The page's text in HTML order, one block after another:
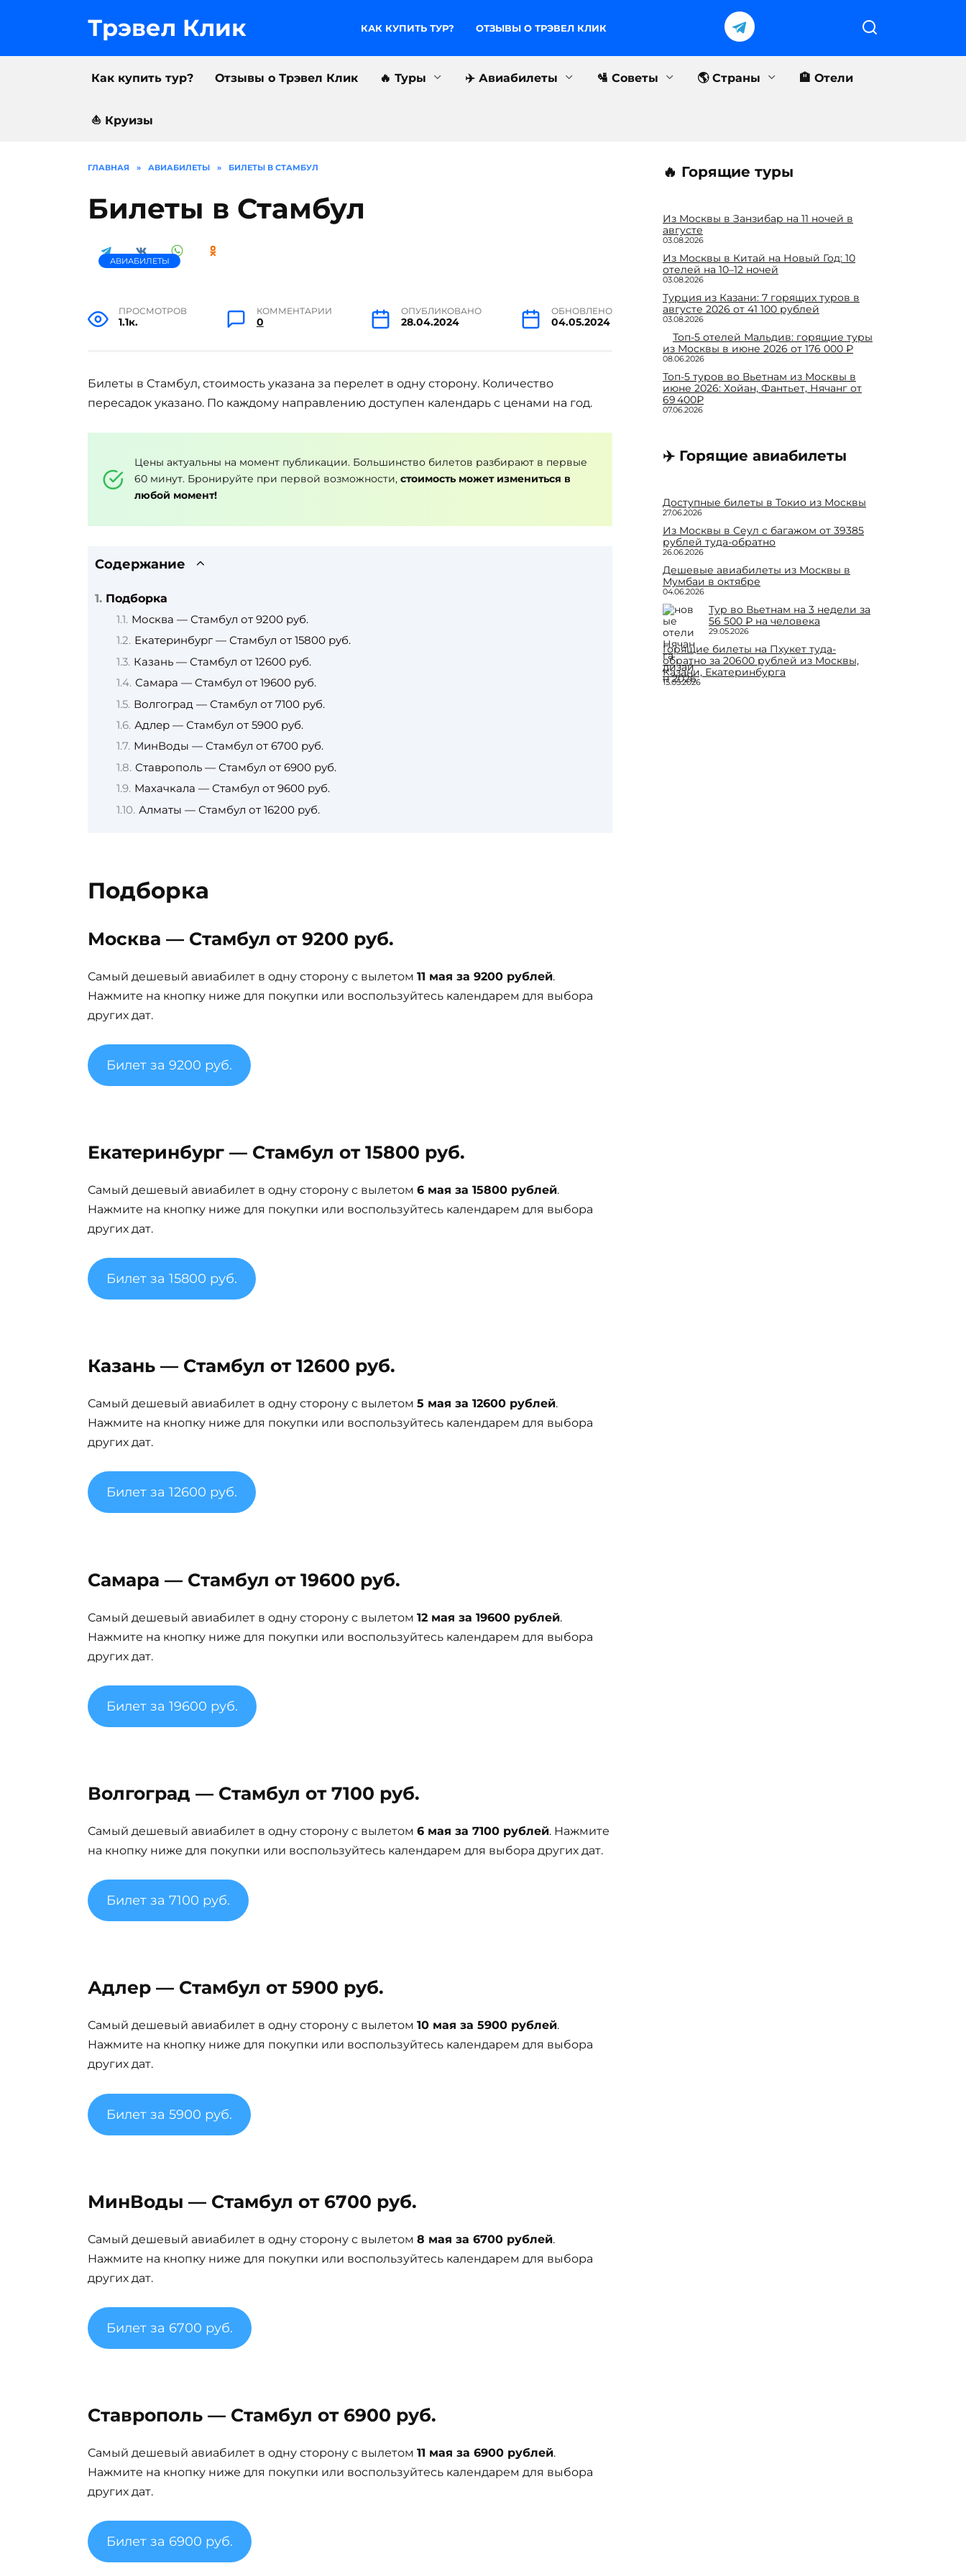
Трэвел Клик КАК КУПИТЬ ТУР? ОТЗЫВЫ О ТРЭВЕЛ КЛИК
Как купить тур? Отзывы о Трэвел Клик 🔥 Туры ✈️ Авиабилеты 🛂 Советы 🌎 Страны 🏨 Отели
⛵️ Круизы
ГЛАВНАЯ » АВИАБИЛЕТЫ » БИЛЕТЫ В СТАМБУЛ
Билеты в Стамбул
АВИАБИЛЕТЫ
ПРОСМОТРОВ
1.1к.
КОММЕНТАРИИ
0
ОПУБЛИКОВАНО
28.04.2024
ОБНОВЛЕНО
04.05.2024
Билеты в Стамбул, стоимость указана за перелет в одну сторону. Количество
пересадок указано. По каждому направлению доступен календарь с ценами на год.
Цены актуальны на момент публикации. Большинство билетов разбирают в первые
60 минут. Бронируйте при первой возможности, стоимость может измениться в
любой момент!
Содержание
Подборка
Москва — Стамбул от 9200 руб.
Екатеринбург — Стамбул от 15800 руб.
Казань — Стамбул от 12600 руб.
Самара — Стамбул от 19600 руб.
Волгоград — Стамбул от 7100 руб.
Адлер — Стамбул от 5900 руб.
МинВоды — Стамбул от 6700 руб.
Ставрополь — Стамбул от 6900 руб.
Махачкала — Стамбул от 9600 руб.
Алматы — Стамбул от 16200 руб.
Подборка
Москва — Стамбул от 9200 руб.
Самый дешевый авиабилет в одну сторону с вылетом 11 мая за 9200 рублей.
Нажмите на кнопку ниже для покупки или воспользуйтесь календарем для выбора
других дат.
Билет за 9200 руб.
Екатеринбург — Стамбул от 15800 руб.
Самый дешевый авиабилет в одну сторону с вылетом 6 мая за 15800 рублей.
Нажмите на кнопку ниже для покупки или воспользуйтесь календарем для выбора
других дат.
Билет за 15800 руб.
Казань — Стамбул от 12600 руб.
Самый дешевый авиабилет в одну сторону с вылетом 5 мая за 12600 рублей.
Нажмите на кнопку ниже для покупки или воспользуйтесь календарем для выбора
других дат.
Билет за 12600 руб.
Самара — Стамбул от 19600 руб.
Самый дешевый авиабилет в одну сторону с вылетом 12 мая за 19600 рублей.
Нажмите на кнопку ниже для покупки или воспользуйтесь календарем для выбора
других дат.
Билет за 19600 руб.
Волгоград — Стамбул от 7100 руб.
Самый дешевый авиабилет в одну сторону с вылетом 6 мая за 7100 рублей. Нажмите
на кнопку ниже для покупки или воспользуйтесь календарем для выбора других дат.
Билет за 7100 руб.
Адлер — Стамбул от 5900 руб.
Самый дешевый авиабилет в одну сторону с вылетом 10 мая за 5900 рублей.
Нажмите на кнопку ниже для покупки или воспользуйтесь календарем для выбора
других дат.
Билет за 5900 руб.
МинВоды — Стамбул от 6700 руб.
Самый дешевый авиабилет в одну сторону с вылетом 8 мая за 6700 рублей.
Нажмите на кнопку ниже для покупки или воспользуйтесь календарем для выбора
других дат.
Билет за 6700 руб.
Ставрополь — Стамбул от 6900 руб.
Самый дешевый авиабилет в одну сторону с вылетом 11 мая за 6900 рублей.
Нажмите на кнопку ниже для покупки или воспользуйтесь календарем для выбора
других дат.
Билет за 6900 руб.
🔥 Горящие туры
Из Москвы в Занзибар на 11 ночей в
августе
03.08.2026
Из Москвы в Китай на Новый Год: 10
отелей на 10–12 ночей
03.08.2026
Турция из Казани: 7 горящих туров в
августе 2026 от 41 100 рублей
03.08.2026
Топ-5 отелей Мальдив: горящие туры
из Москвы в июне 2026 от 176 000 ₽
08.06.2026
Топ-5 туров во Вьетнам из Москвы в
июне 2026: Хойан, Фантьет, Нячанг от
69 400₽
07.06.2026
✈️ Горящие авиабилеты
Доступные билеты в Токио из Москвы
27.06.2026
Из Москвы в Сеул с багажом от 39385
рублей туда-обратно
26.06.2026
Дешевые авиабилеты из Москвы в
Мумбаи в октябре
04.06.2026
Тур во Вьетнам на 3 недели за
56 500 ₽ на человека
29.05.2026
Горящие билеты на Пхукет туда-
обратно за 20600 рублей из Москвы,
Казани, Екатеринбурга
15.05.2026